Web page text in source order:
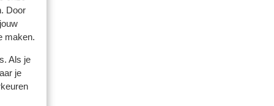
Door
maken.
Als je
je